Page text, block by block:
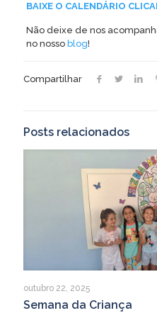
BAIXE O CALENDÁRIO
Não deixe de nos
no nosso blog!
Compartilhar
Posts relacionados
outubro 22, 2025
Semana da Criança